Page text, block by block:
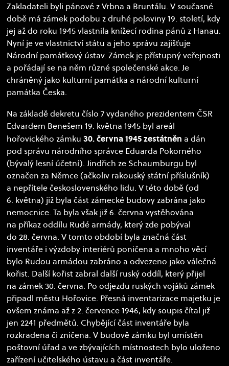
Zakladateli byli pánové z Vrbna a Bruntálu. V současné
době má zámek podobu z druhé poloviny 19. století, kdy
jej až do roku 1945 vlastnila knížecí rodina pánů z Hanau.
Nyní je ve vlastnictví státu a jeho správu zajišťuje
Národní památkový ústav. Zámek je přístupný veřejnosti
a pořádají se na něm různé společenské akce. Je
chráněný jako kulturní památka a národní kulturní
památka Česka.
Na základě dekretu číslo 7 vydaného prezidentem ČSR
Edvardem Benešem 19. května 1945 byl areál
hořovického zámku30. června 1945 zestátněn a dán
pod správu národního správce Eduarda Pokorného
(bývalý lesní účetní). Jindřich ze Schaumburgu byl
označen za Němce (ačkoliv rakouský státní příslušník)
a nepřítele československého lidu. V této době (od
6. května) již byla část zámecké budovy zabrána jako
nemocnice. Ta byla však již 6. června vystěhována
na příkaz oddílu Rudé armády, který zde pobýval
do 28. června. V tomto období byla značná část
inventáře i výzdoby interiérů poničena a mnoho věcí
bylo Rudou armádou zabráno a odvezeno jako válečná
kořist. Další kořist zabral další ruský oddíl, který přijel
na zámek 30. června. Po odjezdu ruských vojáků zámek
připadl městu Hořovice. Přesná inventarizace majetku je
ovšem známa až z 2. července 1946, kdy soupis čítal již
jen 2241 předmětů. Chybějící část inventáře byla
rozkradena či zničena. V budově zámku byl umístěn
poštovní úřad a ve zbývajících místnostech bylo uloženo
zařízení učitelského ústavu a část inventáře.